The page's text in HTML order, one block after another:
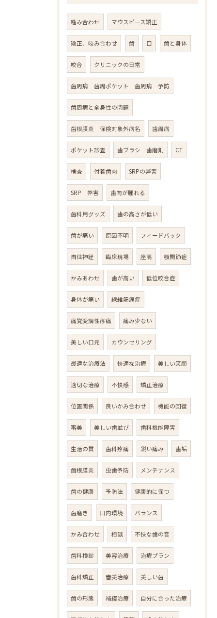
噛み合わせ マウスピース矯正
矯正、咬み合わせ 歯 口 歯と身体
咬合 クリニックの日常
歯周病 歯周ポケット 歯周病 予防
歯周病と全身性の問題
歯根膜炎 保険対象外病名 歯周病
ポケット診査 歯ブラシ 歯磨剤 CT
検査 付着歯肉 SRPの弊害
SRP 弊害 歯肉が腫れる
歯科用グッズ 歯の高さが低い
歯が痛い 原因不明 フィードバック
自律神経 臨床現場 座高 顎関節症
かみあわせ 歯が高い 低位咬合症
身体が痛い 線維筋痛症
痛覚変調性疼痛 痛み少ない
美しい口元 カウンセリング
最適な治療法 快適な治療 美しい笑顔
適切な治療 不快感 矯正治療
位置関係 良いかみ合わせ 機能の回復
審美 美しい歯並び 歯科機能障害
生活の質 歯科疼痛 鋭い痛み 歯垢
歯根膜炎 虫歯予防 メンテナンス
歯の健康 予防法 健康的に保つ
歯磨き 口内環境 バランス
かみ合わせ 相談 不快な歯の音
歯科検診 美容治療 治療プラン
歯科矯正 審美治療 美しい歯
歯の形態 補綴治療 自分に合った治療